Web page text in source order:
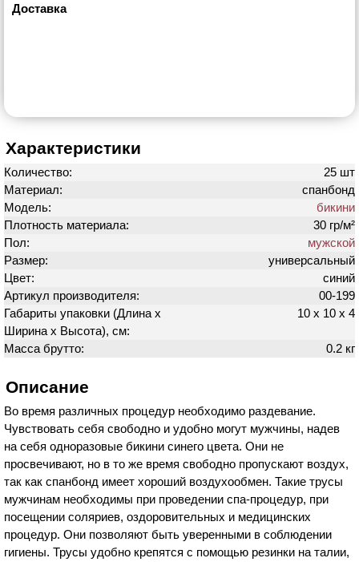
Доставка
Характеристики
Количество:
25 шт
Материал:
спанбонд
Модель:
бикини
Плотность материала:
30 гр/м²
Пол:
мужской
Размер:
универсальный
Цвет:
синий
Артикул производителя:
00-199
Габариты упаковки (Длина х
Ширина х Высота), см:
10 х 10 х 4
Масса брутто: 0.2 кг
Описание
Во время различных процедур необходимо раздевание.
Чувствовать себя свободно и удобно могут мужчины, надев
на себя одноразовые бикини синего цвета. Они не
просвечивают, но в то же время свободно пропускают воздух,
так как спанбонд имеет хороший воздухообмен. Такие трусы
мужчинам необходимы при проведении спа-процедур, при
посещении соляриев, оздоровительных и медицинских
процедур. Они позволяют быть уверенными в соблюдении
гигиены. Трусы удобно крепятся с помощью резинки на талии,